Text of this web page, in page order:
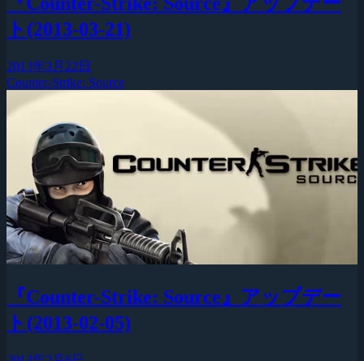
ト(2013-03-21)
2013年3月22日
Counter-Strike: Source
『Counter-Strike: Source』アップデー
ト(2013-02-05)